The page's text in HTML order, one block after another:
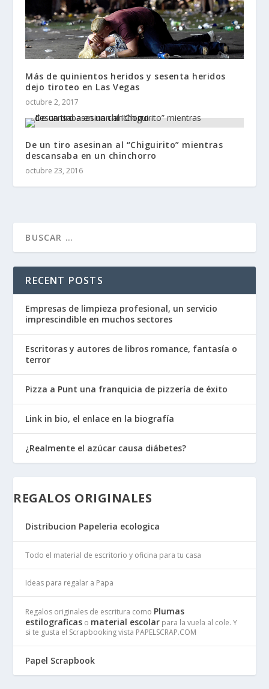
Más de quinientos heridos y sesenta heridos
dejo tiroteo en Las Vegas
octubre 2, 2017
De un tiro asesinan al “Chiguirito” mientras
descansaba en un chinchorro
octubre 23, 2016
RECENT POSTS
Empresas de limpieza profesional, un servicio
imprescindible en muchos sectores
Escritoras y autores de libros romance, fantasía o
terror
Pizza a Punt una franquicia de pizzería de éxito
Link in bio, el enlace en la biografía
¿Realmente el azúcar causa diábetes?
REGALOS ORIGINALES
Distribucion Papeleria ecologica
Todo el material de escritorio y oficina para tu casa
Ideas para regalar a Papa
Regalos originales de escritura como Plumas
estilograficas o material escolar para la vuela al cole. Y
si te gusta el Scrapbooking vista PAPELSCRAP.COM
Papel Scrapbook